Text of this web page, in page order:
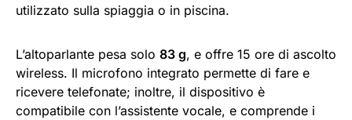
utilizzato sulla spiaggia o in piscina.
L’altoparlante pesa solo 83 g, e offre 15 ore di ascolto
wireless. Il microfono integrato permette di fare e
ricevere telefonate; inoltre, il dispositivo è
compatibile con l’assistente vocale, e comprende i